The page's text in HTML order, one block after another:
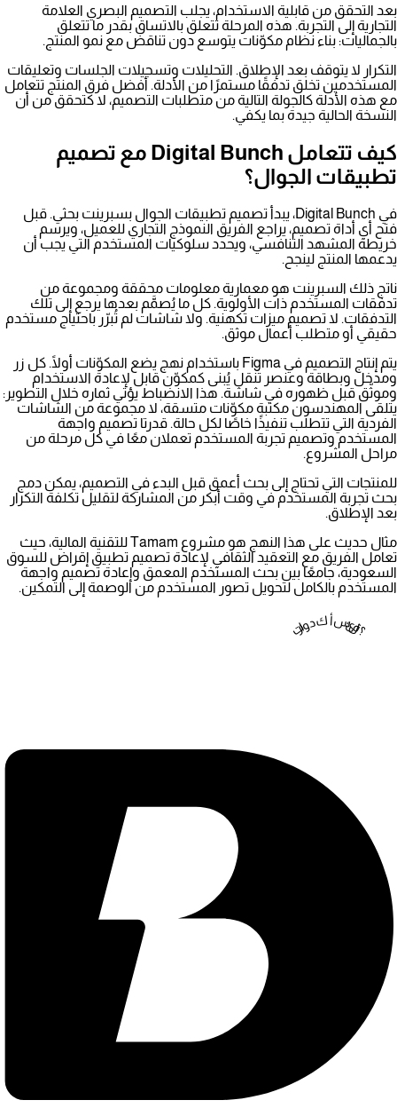
بعد التحقق من قابلية الاستخدام، يجلب التصميم البصري العلامة
التجارية إلى التجربة. هذه المرحلة تتعلق بالاتساق بقدر ما تتعلق
بالجماليات: بناء نظام مكوّنات يتوسع دون تناقض مع نمو المنتج.
التكرار لا يتوقف بعد الإطلاق. التحليلات وتسجيلات الجلسات وتعليقات
المستخدمين تخلق تدفقًا مستمرًا من الأدلة. أفضل فرق المنتج تتعامل
مع هذه الأدلة كالجولة التالية من متطلبات التصميم، لا كتحقق من أن
النسخة الحالية جيدة بما يكفي.
كيف تتعامل Digital Bunch مع تصميم
تطبيقات الجوال؟
في Digital Bunch، يبدأ تصميم تطبيقات الجوال بسبرينت بحثي. قبل
فتح أي أداة تصميم، يراجع الفريق النموذج التجاري للعميل، ويرسم
خريطة المشهد التنافسي، ويحدد سلوكيات المستخدم التي يجب أن
يدعمها المنتج لينجح.
ناتج ذلك السبرينت هو معمارية معلومات محققة ومجموعة من
تدفقات المستخدم ذات الأولوية. كل ما يُصمَّم بعدها يرجع إلى تلك
التدفقات. لا تصميم ميزات تكهنية. ولا شاشات لم تُبرّر باحتياج مستخدم
حقيقي أو متطلب أعمال موثق.
يتم إنتاج التصميم في Figma باستخدام نهج يضع المكوّنات أولًا. كل زر
ومدخل وبطاقة وعنصر تنقل يُبنى كمكوّن قابل لإعادة الاستخدام
وموثّق قبل ظهوره في شاشة. هذا الانضباط يؤتي ثماره خلال التطوير:
يتلقى المهندسون مكتبة مكوّنات متسقة، لا مجموعة من الشاشات
الفردية التي تتطلب تنفيذًا خاصًا لكل حالة. قدرتا تصميم واجهة
المستخدموتصميم تجربة المستخدم تعملان معًا في كل مرحلة من
مراحل المشروع.
للمنتجات التي تحتاج إلى بحث أعمق قبل البدء في التصميم، يمكن دمج
بحث تجربة المستخدم في وقت أبكر من المشاركة لتقليل تكلفة التكرار
بعد الإطلاق.
مثال حديث على هذا النهج هو مشروع Tamam للتقنية المالية
، حيث
تعامل الفريق مع التعقيد الثقافي لإعادة تصميم تطبيق إقراض للسوق
السعودية، جامعًا بين بحث المستخدم المعمق وإعادة تصميم واجهة
المستخدم بالكامل لتحويل تصور المستخدم من الوصمة إلى التمكين.
تراودك أسئلة؟